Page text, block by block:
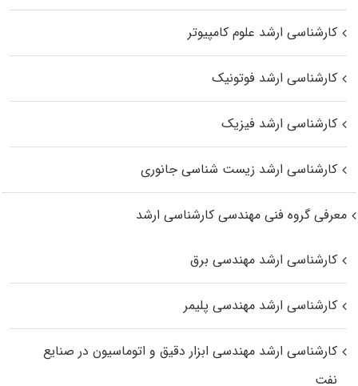
کارشناسی ارشد علوم کامپیوتر
کارشناسی ارشد فوتونیک
کارشناسی ارشد فیزیک
کارشناسی ارشد زیست‌ شناسی جانوری
معرفی گروه فنی مهندسی کارشناسی ارشد
کارشناسی ارشد مهندسی برق
کارشناسی ارشد مهندسی پلیمر
کارشناسی ارشد مهندسی ابزار دقیق و اتوماسیون در صنایع
نفت